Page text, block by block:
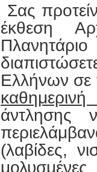
Σας
έκθεση
Ελλήνων σε
άντλησης
(λαβίδες,